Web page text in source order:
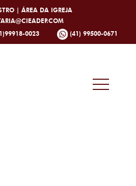
| ÁREA DA IGREJA
0023
(41) 99500-0671